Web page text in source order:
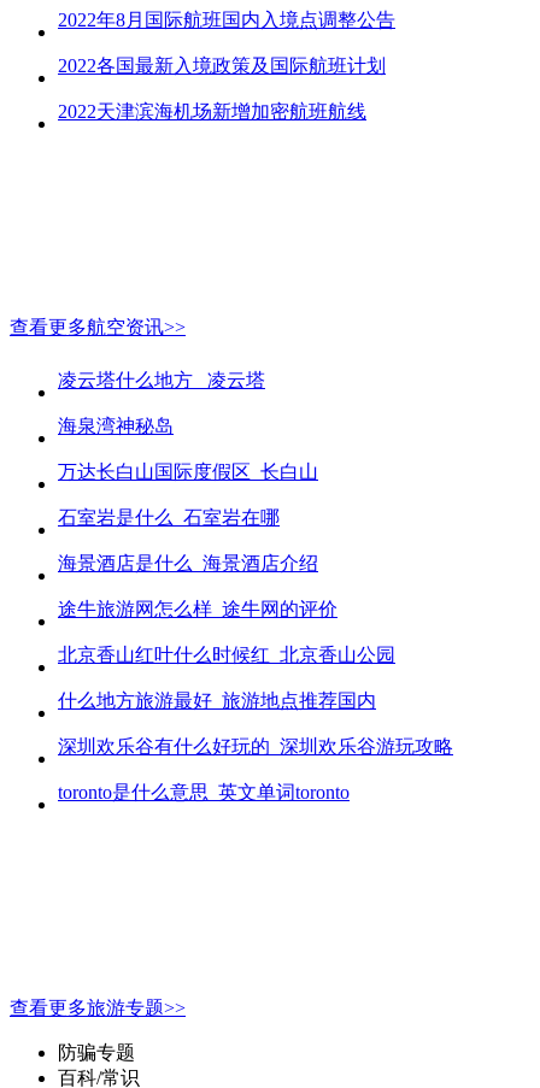
2022年8月国际航班国内入境点调整公告
2022各国最新入境政策及国际航班计划
2022天津滨海机场新增加密航班航线
查看更多航空资讯>>
凌云塔什么地方_ 凌云塔
海泉湾神秘岛
万达长白山国际度假区_长白山
石室岩是什么_石室岩在哪
海景酒店是什么_海景酒店介绍
途牛旅游网怎么样_途牛网的评价
北京香山红叶什么时候红_北京香山公园
什么地方旅游最好_旅游地点推荐国内
深圳欢乐谷有什么好玩的_深圳欢乐谷游玩攻略
toronto是什么意思_英文单词toronto
查看更多旅游专题>>
防骗专题
百科/常识